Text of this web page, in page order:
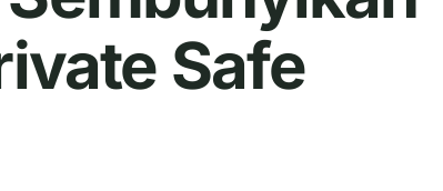
Safe